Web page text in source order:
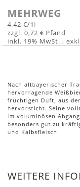
MEHRWEG
4,42 €/1l
0,72 €
inkl. 19% MwSt. ,
Nach altbayerischer
hervorragende
fruchtigen Duft, aus
hervorsticht. Seine
im voluminösen
besonders gut zu
und Kalbsfleisch
WEITERE